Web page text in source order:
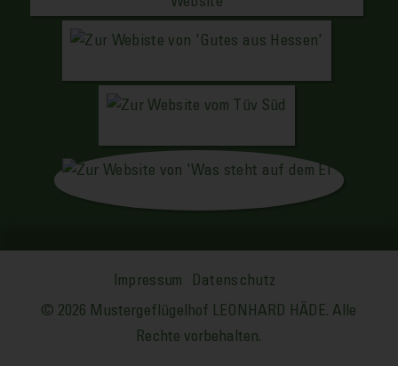
Impressum Datenschutz
© 2026 Mustergeflügelhof LEONHARD HÄDE. Alle
Rechte vorbehalten.